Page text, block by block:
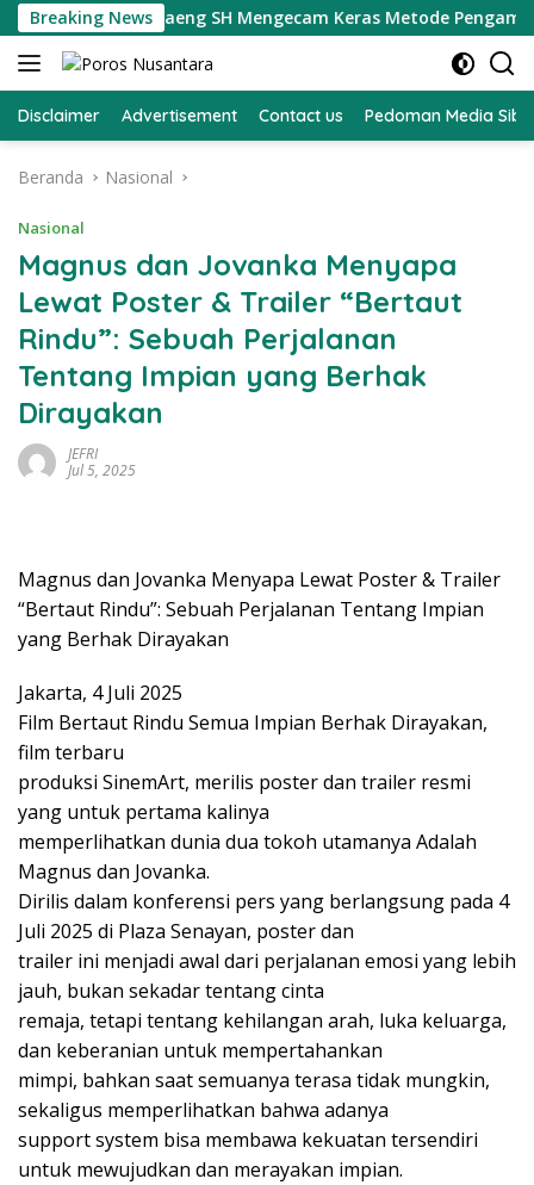
Langsung
ke
konten
Breaking News
Jefry Daeng SH Mengecam Keras Metode Pengambilan
Disclaimer Advertisement Contact us Pedoman Media
Beranda Nasional
Nasional
Magnus dan Jovanka Menyapa
Lewat Poster & Trailer “Bertaut
Rindu”: Sebuah Perjalanan
Tentang Impian yang Berhak
Dirayakan
JEFRI
Jul 5, 2025
Magnus dan Jovanka Menyapa Lewat Poster & Trailer
“Bertaut Rindu”: Sebuah Perjalanan Tentang Impian
yang Berhak Dirayakan
Jakarta, 4 Juli 2025
Film Bertaut Rindu Semua Impian Berhak Dirayakan,
film terbaru
produksi SinemArt, merilis poster dan trailer resmi
yang untuk pertama kalinya
memperlihatkan dunia dua tokoh utamanya Adalah
Magnus dan Jovanka.
Dirilis dalam konferensi pers yang berlangsung pada 4
Juli 2025 di Plaza Senayan, poster dan
trailer ini menjadi awal dari perjalanan emosi yang lebih
jauh, bukan sekadar tentang cinta
remaja, tetapi tentang kehilangan arah, luka keluarga,
dan keberanian untuk mempertahankan
mimpi, bahkan saat semuanya terasa tidak mungkin,
sekaligus memperlihatkan bahwa adanya
support system bisa membawa kekuatan tersendiri
untuk mewujudkan dan merayakan impian.